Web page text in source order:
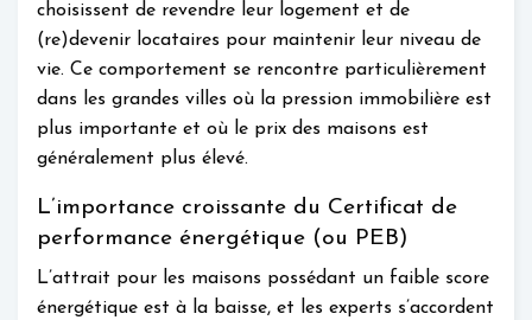
choisissent de revendre leur logement et de
(re)devenir locataires pour maintenir leur niveau de
vie. Ce comportement se rencontre particulièrement
dans les grandes villes où la pression immobilière est
plus importante et où le prix des maisons est
généralement plus élevé.
L’importance croissante du Certificat de
performance énergétique (ou PEB)
L’attrait pour les maisons possédant un faible score
énergétique est à la baisse, et les experts s’accordent